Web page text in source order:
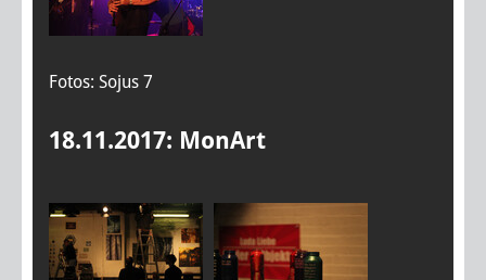
Fotos: Sojus 7
18.11.2017: MonArt